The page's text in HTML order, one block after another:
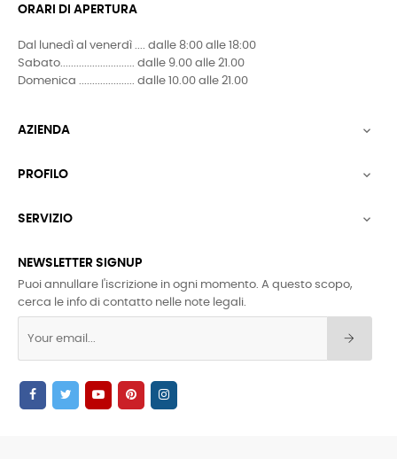
ORARI DI APERTURA
Dal lunedì al venerdì .... dalle 8:00 alle 18:00
Sabato............................ dalle 9.00 alle 21.00
Domenica ..................... dalle 10.00 alle 21.00
AZIENDA 
PROFILO 
SERVIZIO 
NEWSLETTER SIGNUP
Puoi annullare l'iscrizione in ogni momento. A questo scopo,
cerca le info di contatto nelle note legali.